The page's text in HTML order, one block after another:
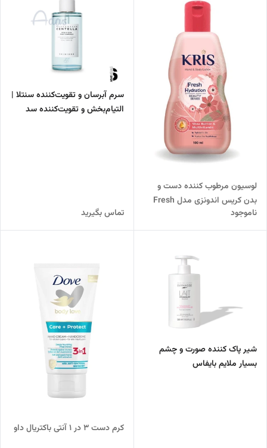
لوسیون مرطوب کننده دست و
بدن کریس اندونزی مدل Fresh
Hydration
ناموجود
سرم آبرسان و تقویت‌کننده سنتلا |
التیام‌بخش و تقویت‌کننده سد
تماس بگیرید
شیر پاک کننده صورت و چشم
بسیار ملایم بایفاس
کرم دست 3 در 1 آنتی باکتریال داو